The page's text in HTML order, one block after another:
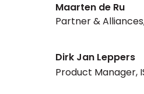
Maarten de Ru
Partner &
Dirk Jan Leppers
Product Manager,